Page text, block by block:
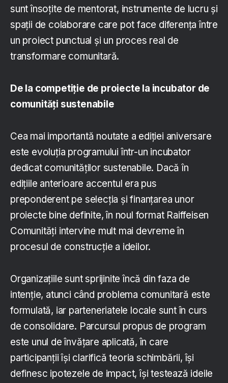
sunt însoțite de mentorat, instrumente de lucru și
spații de colaborare care pot face diferența între
un proiect punctual și un proces real de
transformare comunitară.
De la competiție de proiecte la incubator de
comunități sustenabile
Cea mai importantă noutate a ediției aniversare
este evoluția programului într-un incubator
dedicat comunităților sustenabile. Dacă în
edițiile anterioare accentul era pus
preponderent pe selecția și finanțarea unor
proiecte bine definite, în noul format Raiffeisen
Comunități intervine mult mai devreme în
procesul de construcție a ideilor.
Organizațiile sunt sprijinite încă din faza de
intenție, atunci când problema comunitară este
formulată, iar parteneriatele locale sunt în curs
de consolidare. Parcursul propus de program
este unul de învățare aplicată, în care
participanții își clarifică teoria schimbării, își
definesc ipotezele de impact, își testează ideile